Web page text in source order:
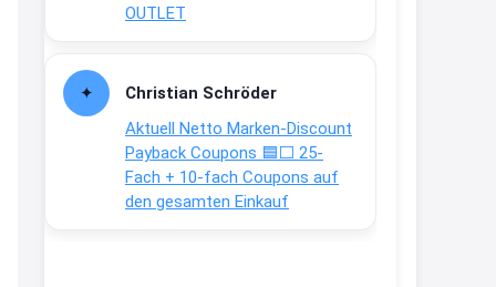
OUTLET
Christian Schröder
Aktuell Netto Marken-Discount
Payback Coupons 🟦⬜ 25-
Fach + 10-fach Coupons auf
den gesamten Einkauf
Gratis personalisierte 7-Tage
Ration Micronährstoffe/ Vitamine
↩
Joachim